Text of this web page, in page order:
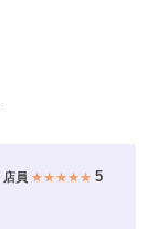
店員 ★★★★★5